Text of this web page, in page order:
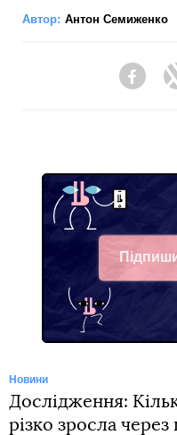
Автор: Антон Семиженко
Новини
Дослідження:
різко зросла